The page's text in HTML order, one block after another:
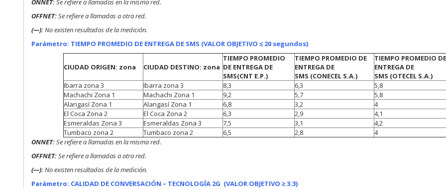
ONNET:Se refiere allamadas en la misma red.
OFFNET:Se refiere a llamadas a otra red.
(—):No existen resultados de la medición.
Parámetro: TIEMPO PROMEDIO DE ENTREGA DE SMS (VALOR OBJETIVO ≤ 20 segundos)
CIUDAD ORIGEN: zona CIUDAD DESTINO: zona
TIEMPO PROMEDIO
DE ENTREGA DE
SMS(CNT E.P.)
TIEMPO PROMEDIO DE
ENTREGA DE
SMS (CONECEL S.A.)
TIEMPO PROMEDIO DE
ENTREGA DE
SMS (OTECEL S.A.)
Ibarra zona 3
Ibarra zona 3 8,3 6,3
5,8
Machachi Zona 1
Machachi Zona 1 9,2 5,7
5,8
Alangasí Zona 1
Alangasí Zona 1 6,8 3,2
4
El Coca Zona 2
El Coca Zona 2 6,3 2,9
4,1
Esmeraldas Zona 3
Esmeraldas Zona 3 7,5 3,1
4,2
Tumbaco zona 2
Tumbaco zona 2 6,5 2,8
4
ONNET:Se refiere allamadas en la misma red.
OFFNET:Se refiere a llamadas a otra red.
(—):No existen resultados de la medición.
Parámetro: CALIDAD DE CONVERSACIÓN – TECNOLOGÍA 2G (VALOR OBJETIVO ≥ 3.3)